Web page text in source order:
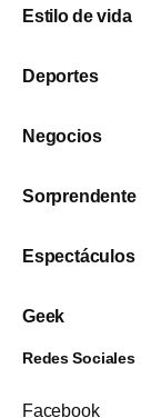
Estilo de vida
Deportes
Negocios
Sorprendente
Espectáculos
Geek
Redes Sociales
Facebook